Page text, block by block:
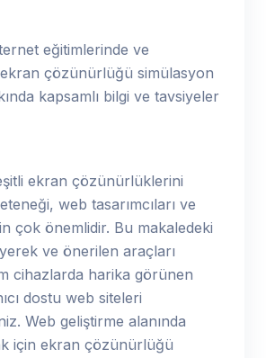
eğitimlerinde ve
çözünürlüğü simülasyon
kapsamlı bilgi ve tavsiyeler
ekran çözünürlüklerini
web tasarımcıları ve
çok önemlidir. Bu makaledeki
ve önerilen araçları
cihazlarda harika görünen
dostu web siteleri
Web geliştirme alanında
için ekran çözünürlüğü